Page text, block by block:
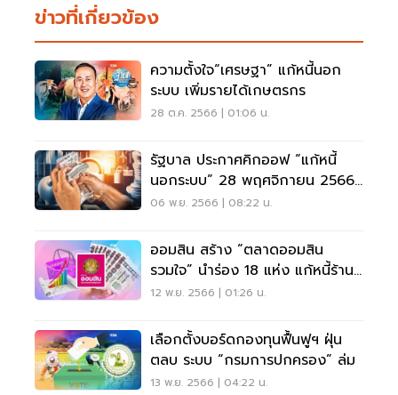
ข่าวที่เกี่ยวข้อง
ความตั้งใจ“เศรษฐา” แก้หนี้นอก
ระบบ เพิ่มรายได้เกษตรกร
28 ต.ค. 2566 | 01:06 น.
รัฐบาล ประกาศคิกออฟ “แก้หนี้
นอกระบบ” 28 พฤศจิกายน 2566
นี้
06 พ.ย. 2566 | 08:22 น.
ออมสิน สร้าง “ตลาดออมสิน
รวมใจ” นำร่อง 18 แห่ง แก้หนี้ร้าน
ค้า
12 พ.ย. 2566 | 01:26 น.
เลือกตั้งบอร์ดกองทุนฟื้นฟูฯ ฝุ่น
ตลบ ระบบ “กรมการปกครอง” ล่ม
13 พ.ย. 2566 | 04:22 น.